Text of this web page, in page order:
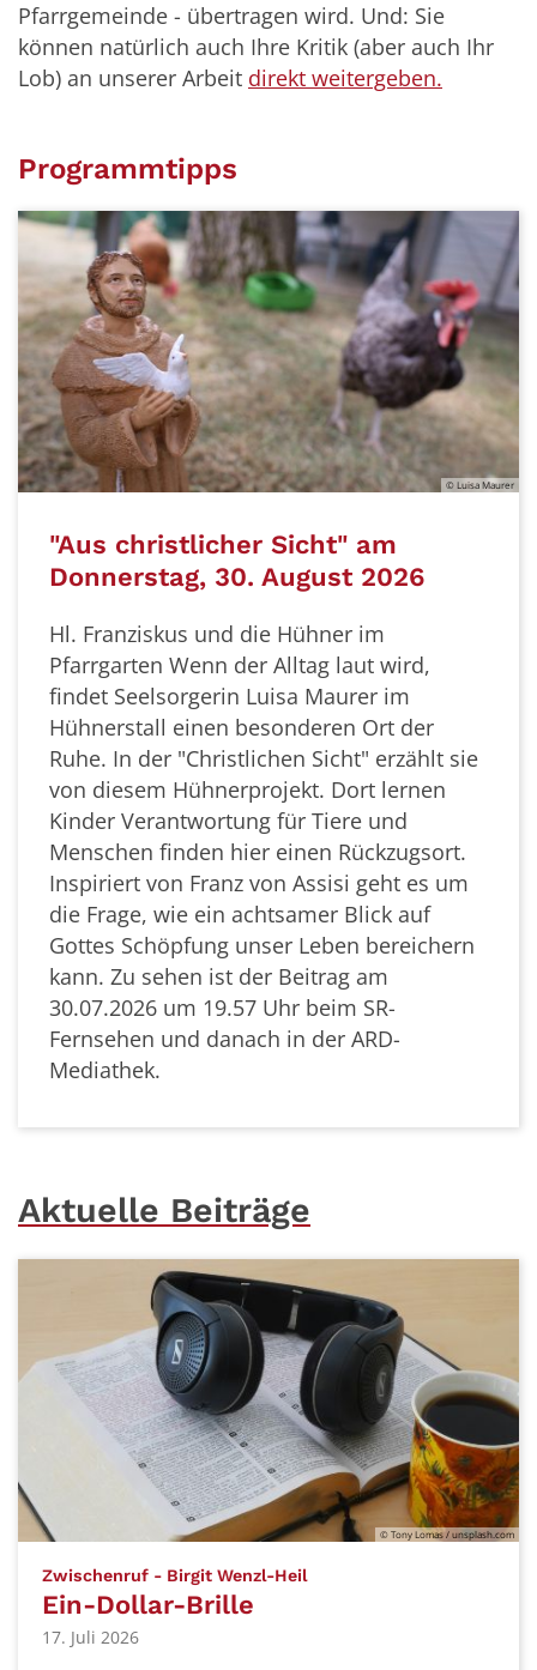
Pfarrgemeinde - übertragen wird. Und: Sie
können natürlich auch Ihre Kritik (aber auch Ihr
Lob) an unserer Arbeit direkt weitergeben.
Programmtipps
© Luisa Maurer
"Aus christlicher Sicht" am
Donnerstag, 30. August 2026
Hl. Franziskus und die Hühner im
Pfarrgarten Wenn der Alltag laut wird,
findet Seelsorgerin Luisa Maurer im
Hühnerstall einen besonderen Ort der
Ruhe. In der "Christlichen Sicht" erzählt sie
von diesem Hühnerprojekt. Dort lernen
Kinder Verantwortung für Tiere und
Menschen finden hier einen Rückzugsort.
Inspiriert von Franz von Assisi geht es um
die Frage, wie ein achtsamer Blick auf
Gottes Schöpfung unser Leben bereichern
kann. Zu sehen ist der Beitrag am
30.07.2026 um 19.57 Uhr beim SR-
Fernsehen und danach in der ARD-
Mediathek.
Aktuelle Beiträge
© Tony Lomas / unsplash.com
Zwischenruf - Birgit Wenzl-Heil
Ein-Dollar-Brille
17. Juli 2026